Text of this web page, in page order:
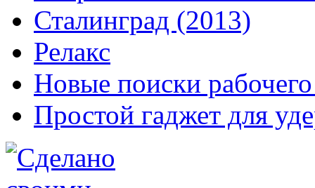
Сталинград (2013)
Релакс
Новые поиски рабочего
Простой гаджет для